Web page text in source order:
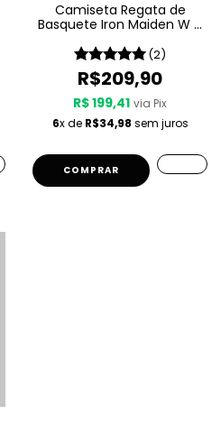
Camiseta Regata de
Basquete Iron Maiden W A
Seventh Son
(2)
R$209,90
R$ 199,41 via Pix
6x de R$34,98 sem juros
COMPRAR